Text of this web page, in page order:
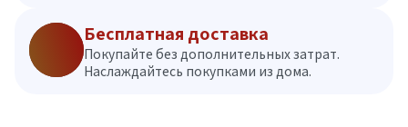
Бесплатная доставка
Покупайте без дополнительных затрат.
Наслаждайтесь покупками из дома.